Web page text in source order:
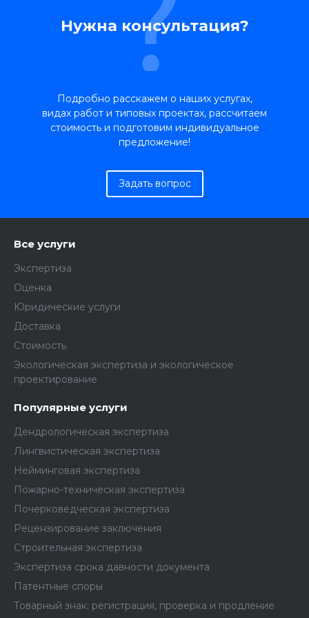
Нужна консультация?
Подробно расскажем о наших услугах,
видах работ и типовых проектах, рассчитаем
стоимость и подготовим индивидуальное
предложение!
Задать вопрос
Все услуги
Экспертиза
Оценка
Юридические услуги
Доставка
Стоимость
Экологическая экспертиза и экологическое
проектирование
Популярные услуги
Дендрологическая экспертиза
Лингвистическая экспертиза
Нейминговая экспертиза
Пожарно-техническая экспертиза
Почерковедческая экспертиза
Рецензирование заключения
Строительная экспертиза
Экспертиза срока давности документа
Патентные споры
Товарный знак: регистрация, проверка и продление